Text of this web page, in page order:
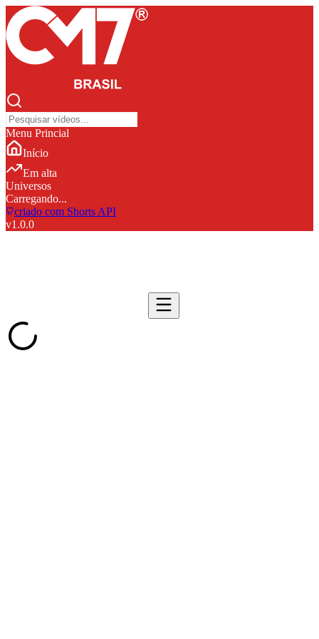
Menu Princial
Início
Em alta
Universos
Carregando...
criado com Shorts API
v1.0.0